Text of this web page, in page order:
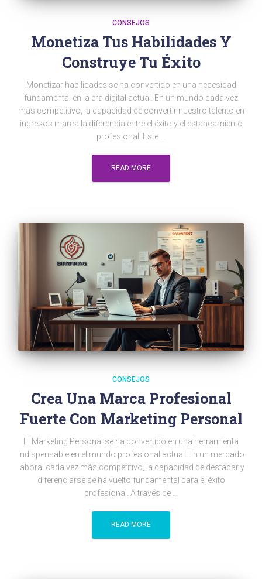
CONSEJOS
Monetiza Tus Habilidades Y
Construye Tu Éxito
Monetizar habilidades se ha convertido en una necesidad
fundamental en la era digital actual. En un mundo cada vez
más competitivo, la capacidad de convertir nuestro talento en
ingresos marca la diferencia entre el éxito y el estancamiento
profesional. Este …
READ MORE
CONSEJOS
Crea Una Marca Profesional
Fuerte Con Marketing Personal
El Marketing Personal se ha convertido en una herramienta
indispensable en el mundo profesional actual. En un mercado
laboral cada vez más competitivo, la capacidad de destacar y
diferenciarse se ha vuelto fundamental para el éxito
profesional. A través de …
READ MORE